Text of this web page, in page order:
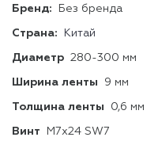
Бренд: Без бренда
Страна: Китай
Диаметр 280-300 мм
Ширина ленты 9 мм
Толщина ленты 0,6 мм
Винт М7х24 SW7